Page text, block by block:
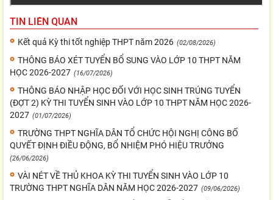
TIN LIÊN QUAN
Kết quả Kỳ thi tốt nghiệp THPT năm 2026 (02/08/2026)
THÔNG BÁO XÉT TUYỂN BỔ SUNG VÀO LỚP 10 THPT NĂM
HỌC 2026-2027 (16/07/2026)
THÔNG BÁO NHẬP HỌC ĐỐI VỚI HỌC SINH TRÚNG TUYỂN
(ĐỢT 2) KỲ THI TUYỂN SINH VÀO LỚP 10 THPT NĂM HỌC 2026-
2027 (01/07/2026)
TRƯỜNG THPT NGHĨA DÂN TỔ CHỨC HỘI NGHỊ CÔNG BỐ
QUYẾT ĐỊNH ĐIỀU ĐỘNG, BỔ NHIỆM PHÓ HIỆU TRƯỞNG
(26/06/2026)
VÀI NÉT VỀ THỦ KHOA KỲ THI TUYỂN SINH VÀO LỚP 10
TRƯỜNG THPT NGHĨA DÂN NĂM HỌC 2026-2027 (09/06/2026)